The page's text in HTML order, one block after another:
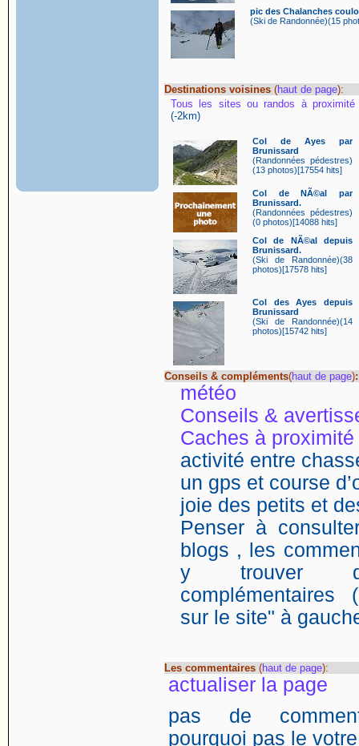
pic des Chalanches
(Ski de Randonnée)(15
Destinations voisines (haut de page):
Tous les sites ou randos à proximité
(-2km)
Col de Ayes par
Brunissard
(Randonnées pédestres)
(13 photos)[17554 hits]
Col de NÃ©al par
Brunissard.
(Randonnées pédestres)
(0 photos)[14088 hits]
Col de NÃ©al depuis
Brunissard.
(Ski de Randonnée)(38
photos)[17578 hits]
Col des Ayes depuis
Brunissard
(Ski de Randonnée)(14
photos)[15742 hits]
Conseils & compléments(haut de page):
météo
Conseils &
Caches à proximité
activité entre
un gps et course
joie des petits et
Penser à
blogs , les
y trouver
complémentaires
sur le site" à
Les commentaires (haut de page):
actualiser la page
pas de
pourquoi pas le